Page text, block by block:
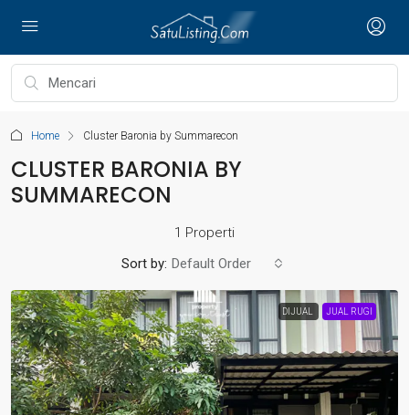
Home Cluster Baronia by Summarecon
CLUSTER BARONIA BY
SUMMARECON
1 Properti
Sort by: Default Order
DIJUAL JUAL RUGI